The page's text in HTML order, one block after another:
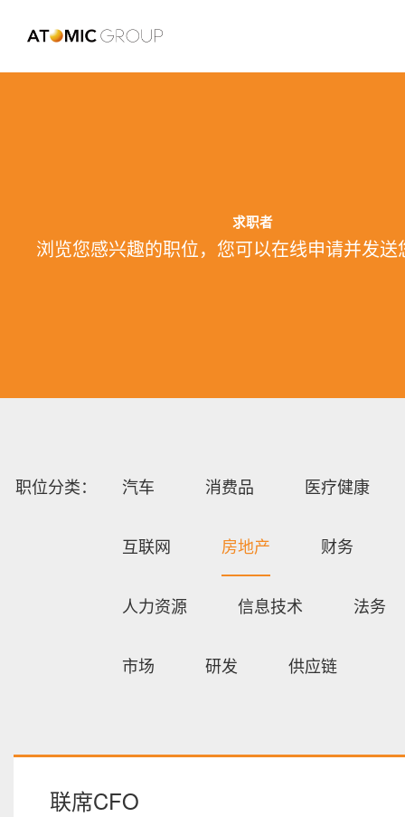
求职者
浏览您感兴趣的职位，您可以在线申请并发送
职位分类： 汽车 消费品 医疗健康
互联网 房地产 财务
人力资源 信息技术 法务
市场 研发 供应链
联席CFO